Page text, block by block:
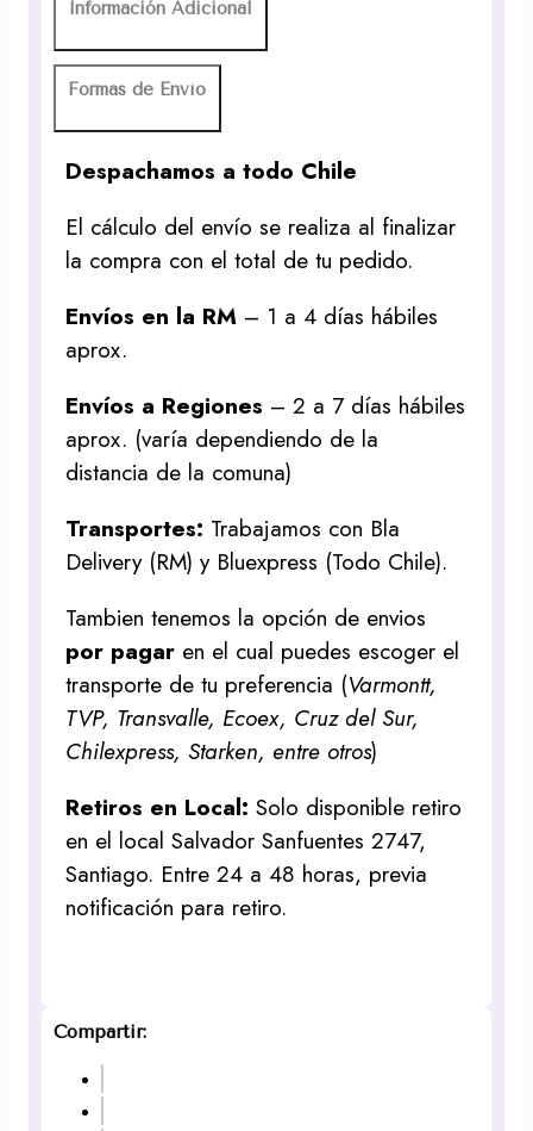
Información Adicional
Formas de Envío
Despachamos a todo Chile
El cálculo del envío se realiza al finalizar
la compra con el total de tu pedido.
Envíos en la RM – 1 a 4 días hábiles
aprox.
Envíos a Regiones – 2 a 7 días hábiles
aprox. (varía dependiendo de la
distancia de la comuna)
Transportes: Trabajamos con Bla
Delivery (RM) y Bluexpress (Todo Chile).
Tambien tenemos la opción de envios
por pagar en el cual puedes escoger el
transporte de tu preferencia (Varmontt,
TVP, Transvalle, Ecoex, Cruz del Sur,
Chilexpress, Starken, entre otros)
Retiros en Local:Solo disponible retiro
en el local Salvador Sanfuentes 2747,
Santiago. Entre 24 a 48 horas, previa
notificación para retiro.
Compartir: